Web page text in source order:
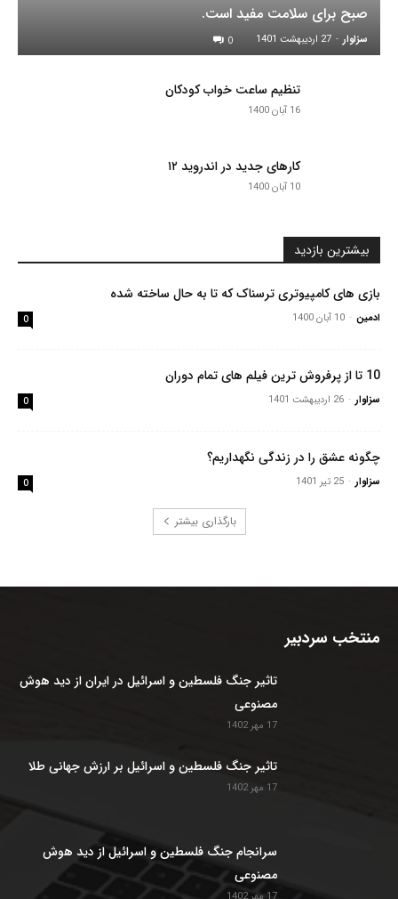
صبح برای سلامت مفید است.
سزاوار - 27 اردیبهشت 1401 0
تنظیم ساعت خواب کودکان
16 آبان 1400
کارهای جدید در اندروید ۱۲
10 آبان 1400
بیشترین بازدید
بازی های کامپیوتری ترسناک که تا به حال ساخته شده
ادمین - 10 آبان 1400 0
10 تا از پرفروش ترین فیلم های تمام دوران
سزاوار - 26 اردیبهشت 1401 0
چگونه عشق را در زندگی نگهداریم؟
سزاوار - 25 تیر 1401 0
بارگذاری بیشتر
منتخب سردبیر
تاثیر جنگ فلسطین و اسرائیل در ایران از دید هوش
مصنوعی
17 مهر 1402
تاثیر جنگ فلسطین و اسرائیل بر ارزش جهانی طلا
17 مهر 1402
سرانجام جنگ فلسطین و اسرائیل از دید هوش
مصنوعی